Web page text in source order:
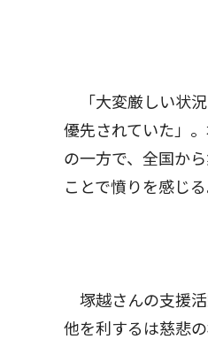
「大変厳しい状況
優先されていた」
の一方で、全国か
ことで憤りを感じ
塚越さんの支援活
他を利するは慈悲